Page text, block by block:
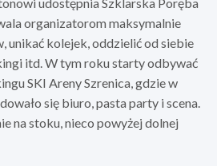
organizatorom maksymalnie
unikać kolejek, oddzielić od siebie
itd. W tym roku starty odbywać
SKI Areny Szrenica, gdzie w
się biuro, pasta party i scena.
na stoku, nieco powyżej dolnej